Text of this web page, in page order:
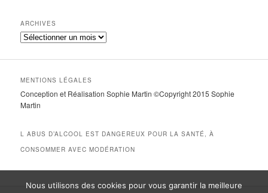
ARCHIVES
A
c
i
v
e
MENTIONS LÉGALES
Conception et Réalisation Sophie Martin ©Copyright 2015 Sophie
Martin
L ABUS D’ALCOOL EST DANGEREUX POUR LA SANTÉ, À
CONSOMMER AVEC MODÉRATION
Nous utilisons des cookies pour vous garantir la meilleure